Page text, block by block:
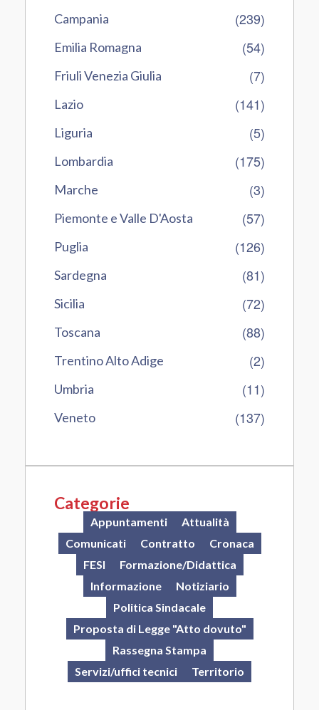
Campania (239)
Emilia Romagna (54)
Friuli Venezia Giulia (7)
Lazio (141)
Liguria (5)
Lombardia (175)
Marche (3)
Piemonte e Valle D'Aosta (57)
Puglia (126)
Sardegna (81)
Sicilia (72)
Toscana (88)
Trentino Alto Adige (2)
Umbria (11)
Veneto (137)
Categorie
Appuntamenti
Attualità
Comunicati
Contratto
Cronaca
FESI
Formazione/Didattica
Informazione
Notiziario
Politica Sindacale
Proposta di Legge "Atto dovuto"
Rassegna Stampa
Servizi/uffici tecnici
Territorio